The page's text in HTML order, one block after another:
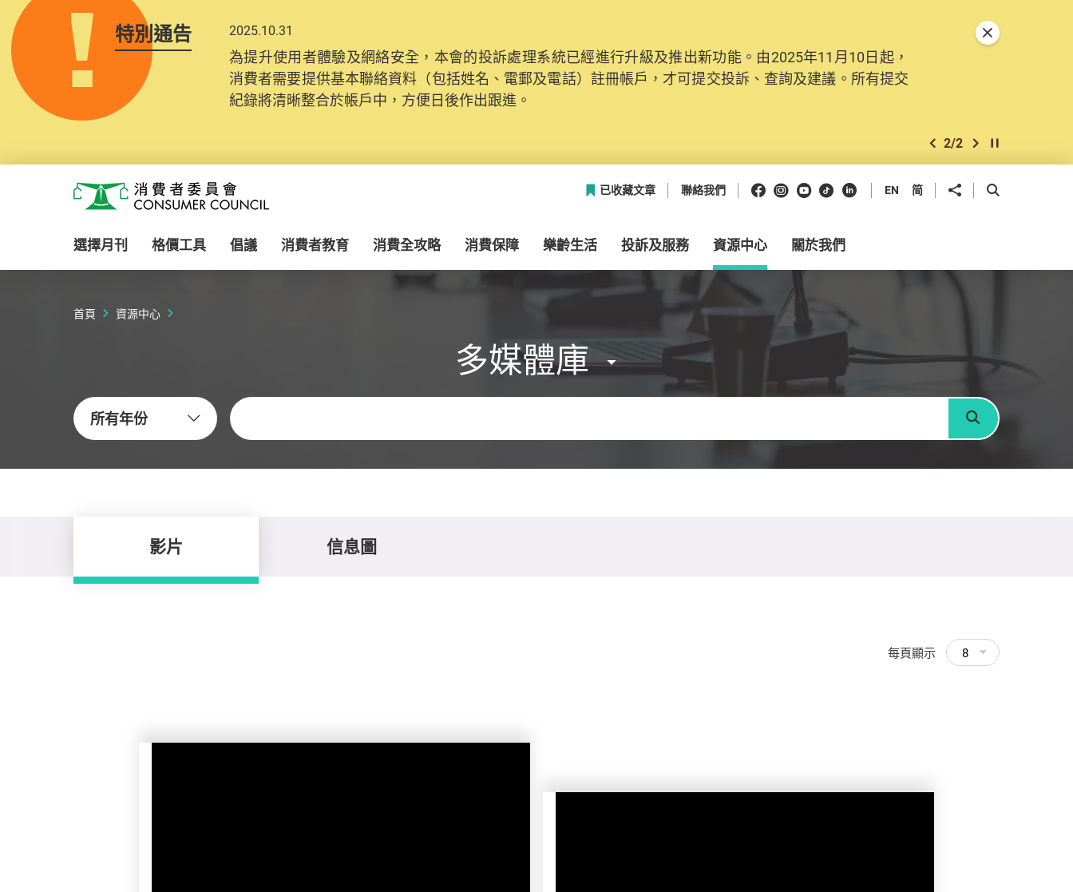
特別通告 2025.10.31
為提升使用者體驗及網絡安全，本會的投訴處理系統已經進行升級及推出新功能。由2025年11月10日起，
消費者需要提供基本聯絡資料（包括姓名、電郵及電話）註冊帳戶，才可提交投訴、查詢及建議。所有提交
紀錄將清晰整合於帳戶中，方便日後作出跟進。
上一個
2/2 下一個開始/暫停幻燈
關閉特別通告
消費者委員會
已收藏文章 聯絡我們 Facebook
Instagram
Youtube
抖音領英 EN 简 分享到 開啟搜尋框
選擇月刊 格價工具 倡議 消費者教育 消費全攻略 消費保障 樂齡生活 投訴及服務 資源中心 關於我們
首頁 資源中心
多媒體庫
所有年份
關鍵字
搜尋
影片 信息圖
每頁顯示 8